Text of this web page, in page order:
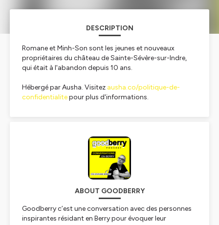
DESCRIPTION
Romane et Minh-Son sont les jeunes et nouveaux
propriétaires du château de Sainte-Sévère-sur-Indre,
qui était à l'abandon depuis 10 ans.
Hébergé par Ausha. Visitez ausha.co/politique-de-
confidentialitepour plus d'informations.
ABOUT GOODBERRY
Goodberry c’est une conversation avec des personnes
inspirantes résidant en Berry pour évoquer leur